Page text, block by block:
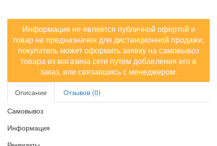
Информация не является публичной офертой и
товар не предназначен для дистанционной продажи,
покупатель может оформить заявку на самовывоз
товара из магазина сети путем добавления его в
заказ, или связавшись с менеджером.
Описание
Отзывов (0)
Самовывоз
Информация